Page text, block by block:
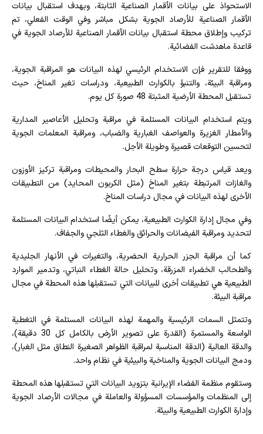
الاستحواذ على بيانات الأقمار الصناعية الثابتة، وبهدف استقبال بيانات
الأقمار الصناعية للأرصاد الجوية بشكل مباشر وفي الوقت الفعلي، تم
تركيب وإطلاق محطة استقبال بيانات الأقمار الصناعية للأرصاد الجوية في
قاعدة ماهدشت الفضائية.
ووفقا للتقرير فإن الاستخدام الرئيسي لهذه البيانات هو المراقبة الجوية،
ومراقبة البيئة، والتنبؤ بالكوارث الطبيعية، ودراسات تغير المناخ، حيث
تستقبل المحطة الأرضية المثبتة 48 صورة كل يوم.
ويتم استخدام البيانات المستلمة في مراقبة وتحليل الأعاصير المدارية
والأمطار الغزيرة والعواصف الغبارية والضباب، ومراقبة المعلمات الجوية
لتحسين التوقعات قصيرة وطويلة الأجل.
ويعد قياس درجة حرارة سطح البحار والمحيطات ومراقبة تركيز الأوزون
والغازات المرتبطة بتغير المناخ (مثل الكربون المحايد) من التطبيقات
الأخرى لهذه البيانات في مجال دراسات المناخ.
وفي مجال إدارة الكوارث الطبيعية، يمكن أيضًا استخدام البيانات المستلمة
لتحديد ومراقبة الفيضانات والحرائق والغطاء الثلجي والجفاف.
كما أن مراقبة الجزر الحرارية الحضرية، والتغيرات في الأنهار الجليدية
والطحالب الخضراء المزرقة، وتحليل حالة الغطاء النباتي، وتدمير الموارد
الطبيعية هي تطبيقات أخرى للبيانات التي تستقبلها هذه المحطة في مجال
مراقبة البيئة.
وتتمثل السمات الرئيسية والمهمة لهذه البيانات المستلمة في التغطية
الواسعة والمستمرة (القدرة على تصوير الأرض بالكامل كل 30 دقيقة)،
والدقة العالية (الدقة المناسبة لمراقبة الظواهر الصغيرة النطاق مثل الغبار)،
ودمج البيانات الجوية والمناخية والبيئية في نظام واحد.
وستقوم منظمة الفضاء الإيرانية بتزويد البيانات التي تستقبلها هذه المحطة
إلى المنظمات والمؤسسات المسؤولة والعاملة في مجالات الأرصاد الجوية
وإدارة الكوارث الطبيعية والبيئة.